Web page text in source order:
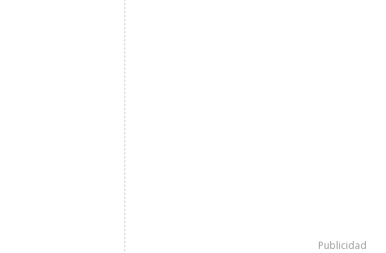
Publicidad